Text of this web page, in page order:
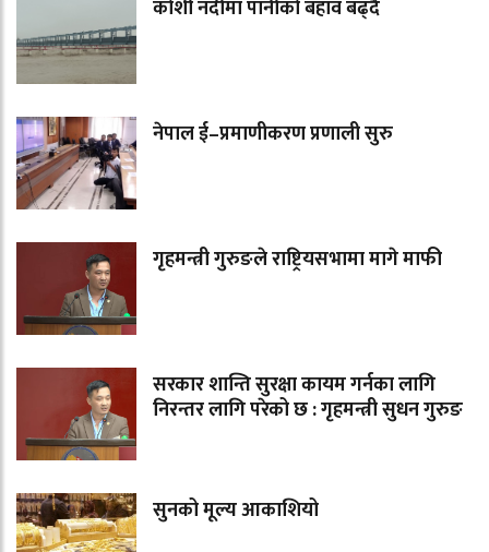
कोशी नदीमा पानीको बहाव बढ्दै
नेपाल ई–प्रमाणीकरण प्रणाली सुरु
गृहमन्त्री गुरुङले राष्ट्रियसभामा मागे माफी
सरकार शान्ति सुरक्षा कायम गर्नका लागि
निरन्तर लागि परेको छ : गृहमन्त्री सुधन गुरुङ
सुनको मूल्य आकाशियो